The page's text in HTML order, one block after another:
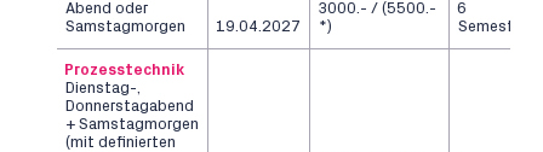
Abend oder
Samstagmorgen
19.04.2027
3000.- / (5500.-
*)
6
Semester
Prozesstechnik
Dienstag-,
Donnerstagabend
+ Samstagmorgen
(mit definierten